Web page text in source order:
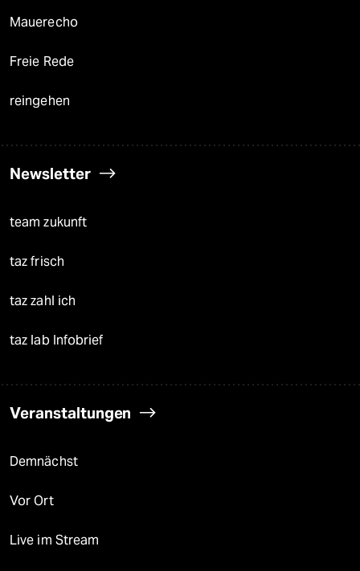
Mauerecho
Freie Rede
reingehen
Newsletter
team zukunft
taz frisch
taz zahl ich
taz lab Infobrief
Veranstaltungen
Demnächst
Vor Ort
Live im Stream